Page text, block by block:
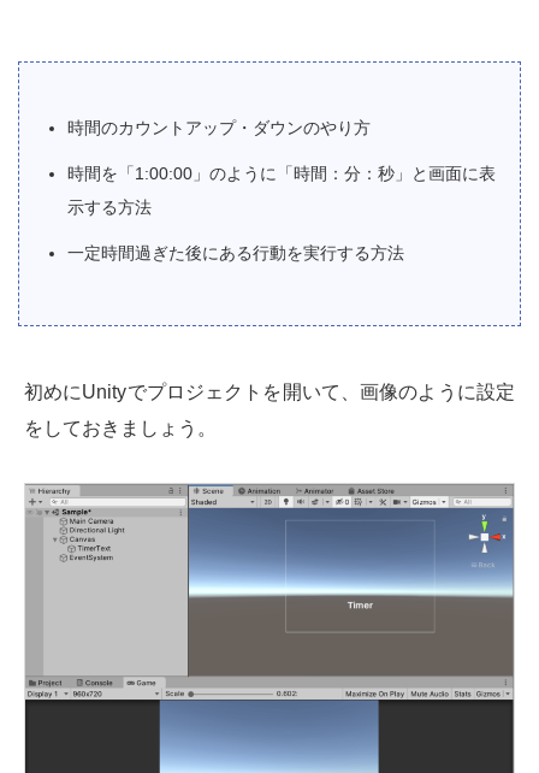
時間のカウントアップ・ダウンのやり方
時間を「1:00:00」のように「時間：分：秒」と画面に表
示する方法
一定時間過ぎた後にある行動を実行する方法
初めにUnityでプロジェクトを開いて、画像のように設定
をしておきましょう。